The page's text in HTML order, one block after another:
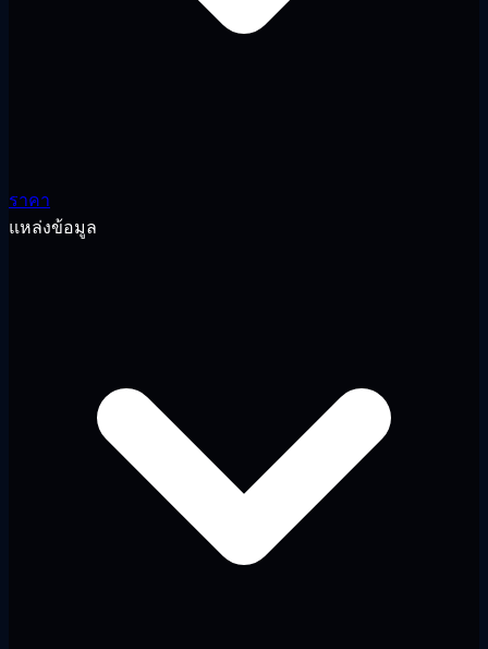
ราคา
แหล่งข้อมูล